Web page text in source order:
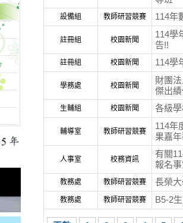
設備組 教師研習競賽 114年
註冊組 校園新聞
114學
告!!
註冊組 校園新聞 114學
學務處 校園新聞
財團
傑出
生輔組 校園新聞 各級
輔導室 教師研習競賽
114年
果嘉
人事室 校務資訊
有關
報名
教務處 教師研習競賽 長榮
教務處 教師研習競賽 B5-2